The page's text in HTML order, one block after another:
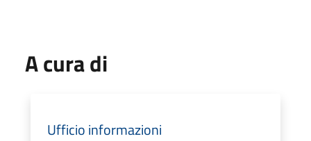
A cura di
Ufficio informazioni